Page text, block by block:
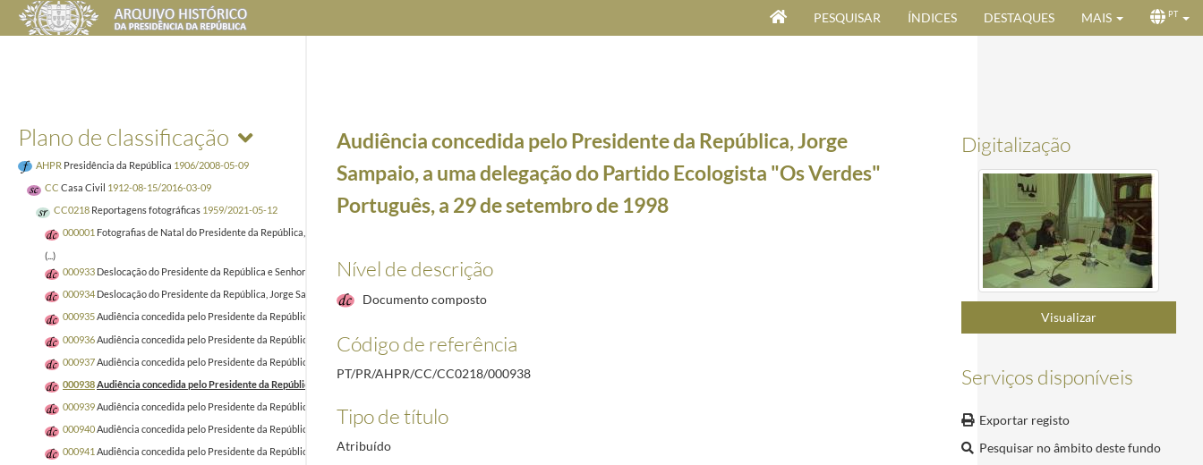
PESQUISAR ÍNDICES DESTAQUES MAIS PT
Plano de classificação
AHPR Presidência da República 1906/2008-05-09
CC Casa Civil 1912-08-15/2016-03-09
CC0218 Reportagens fotográficas 1959/2021-05-12
000001 Fotografias de Natal do Presidente da República, Aníbal Cavaco Silva e Maria Cavaco Silva, a 5 de dezembro de 2012
(...)
000933 Deslocação do Presidente da República e Senhora de Jorge Sampaio, a Beja, Aljustrel, Castro Verde , Ferreira do Alentejo e Moura, de 20 a 23 de setembro de 1998
000934 Deslocação do Presidente da República, Jorge Sampaio, à ante-estreia do filme "Jaime", no Fórum Lisboa, a 7 de abril de 1999
000935Audiência concedida pelo Presidente da República, Jorge Sampaio, a Vasco Graça Moura, em setembro de 1998
000936Audiência concedida pelo Presidente da República, Jorge Sampaio, a uma delegação do Partido Popular, a 29 de setembro de 1998
000937Audiência concedida pelo Presidente da República, Jorge Sampaio, a uma delegação do Partido Comunista Português, a 29 de setembro de 1998
000938Audiência concedida pelo Presidente da República, Jorge Sampaio, a uma delegação do Partido Ecologista "Os Verdes" Português, a 29 de setembro de 1998
000939Audiência concedida pelo Presidente da República, Jorge Sampaio, ao Embaixador do Reino da Tailândia, Sr. Visoot Tuvayanond (?), a 28 de setembro de 1998
000940Audiência concedida pelo Presidente da República, Jorge Sampaio, à Comissão Organizadora do "Telework 98"(?), a 30 de setembro de 1998
000941 Audiência concedida pelo Presidente da República, Jorge Sampaio, à Presidente do Parlamento da Finlândia, Senhora Ritt Uosukainen (?), a 30 de setembro de 1998
Digitalização
Visualizar
Serviços disponíveis
Exportar registo
Pesquisar no âmbito deste fundo
Audiência concedida pelo Presidente da República, Jorge
Sampaio, a uma delegação do Partido Ecologista "Os Verdes"
Português, a 29 de setembro de 1998
Nível de descrição
Documento composto
Código de referência
PT/PR/AHPR/CC/CC0218/000938
Tipo de título
Atribuído